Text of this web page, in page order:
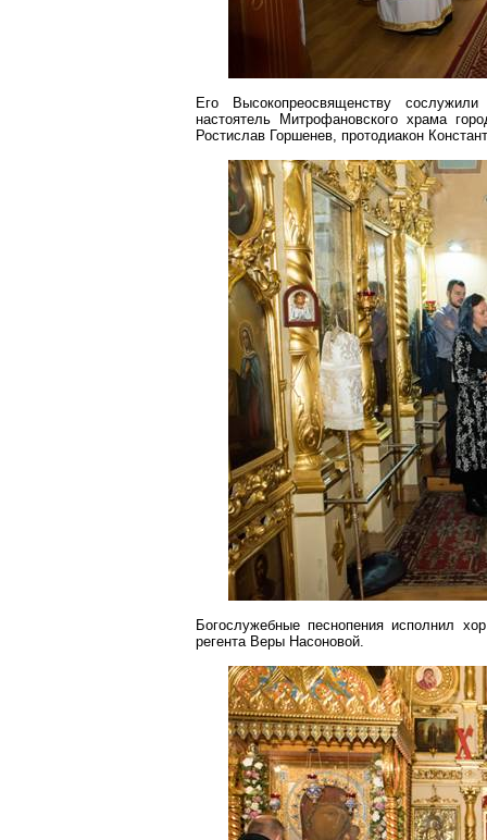
Его Высокопреосвященству
настоятель
Митрофановского храма
Ростислав Горшенев, протодиакон
Богослужебные песнопения исполнил
регента Веры Насоновой.